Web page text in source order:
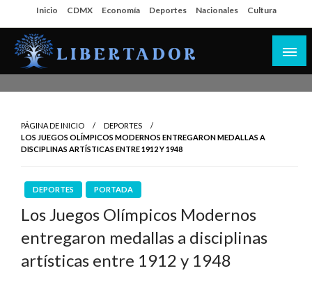
al
contenido
Inicio CDMX Economía Deportes Nacionales Cultura
PÁGINA DE INICIO
DEPORTES
LOS JUEGOS OLÍMPICOS MODERNOS ENTREGARON MEDALLAS A
DISCIPLINAS ARTÍSTICAS ENTRE 1912 Y 1948
DEPORTES PORTADA
Los Juegos Olímpicos Modernos
entregaron medallas a disciplinas
artísticas entre 1912 y 1948